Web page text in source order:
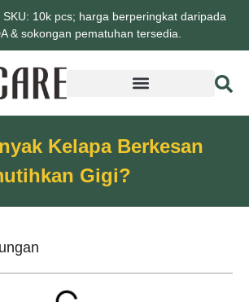
10k pcs; harga berperingkat daripada
& sokongan pematuhan tersedia.
Kelapa Berkesan
Gigi?